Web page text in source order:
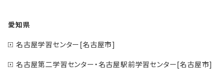
愛知県
名古屋学習センター[名古屋市]
名古屋第二学習センター・名古屋駅前学習センター[名古屋市]